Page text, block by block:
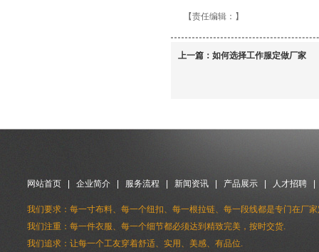
【责任编辑： 】
上一篇： 如何选择工作服定做厂家
网站首页 企业简介 服务流程 新闻资讯 产品展示 人才招聘
我们要求：每一寸布料、每一个纽扣、每一根拉链、每一段线都是专门在厂
我们注重：每一件衣服、每一个细节都必须达到精致完美，按时交货.
我们追求：让每一个工友穿着舒适、实用、美感、有品位.